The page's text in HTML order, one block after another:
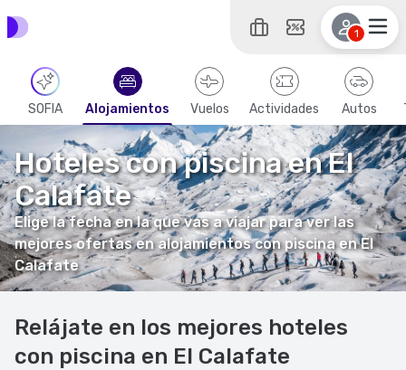
1
SOFIA Alojamientos Vuelos Actividades Autos
Hoteles con piscina en El
Calafate
Elige la fecha en la que vas a viajar para ver las
mejores ofertas en alojamientos con piscina en El
Calafate
Relájate en los mejores hoteles
con piscina en El Calafate